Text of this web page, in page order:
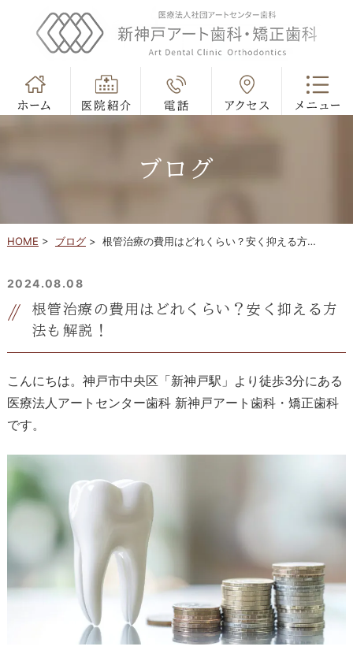
ブログ
HOME > ブログ> 根管治療の費用はどれくらい？安く抑える方…
2024.08.08
根管治療の費用はどれくらい？安く抑える方
法も解説！
こんにちは。神戸市中央区「新神戸駅」より徒歩3分にある
医療法人アートセンター歯科 新神戸アート歯科・矯正歯科
です。